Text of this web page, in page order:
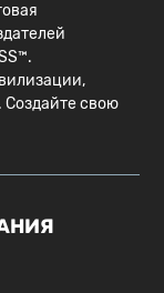
Создайте свою